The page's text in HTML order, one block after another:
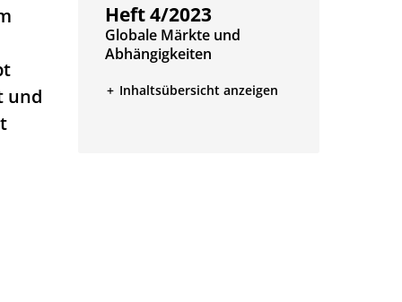
und
Heft 4/2023
:
Globale Märkte und
Abhängigkeiten
Inhaltsübersicht anzeigen